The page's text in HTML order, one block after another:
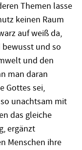
Themen lasse
keinen Raum
auf weiß da,
und so
und den
man daran
Gottes sei,
unachtsam mit
das gleiche
ergänzt
Menschen ihre